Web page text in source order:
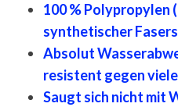
100 % Polypropylen
synthetischer
Absolut
resistent gegen
Saugt sich nicht mit